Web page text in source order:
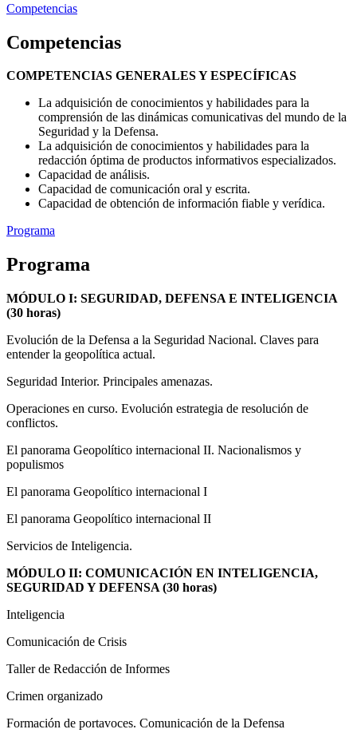
Competencias
Competencias
COMPETENCIAS GENERALES Y ESPECÍFICAS
La adquisición de conocimientos y habilidades para la
comprensión de las dinámicas comunicativas del mundo de la
Seguridad y la Defensa.
La adquisición de conocimientos y habilidades para la
redacción óptima de productos informativos especializados.
Capacidad de análisis.
Capacidad de comunicación oral y escrita.
Capacidad de obtención de información fiable y verídica.
Programa
Programa
MÓDULO I: SEGURIDAD, DEFENSA E INTELIGENCIA
(30 horas)
Evolución de la Defensa a la Seguridad Nacional. Claves para
entender la geopolítica actual.
Seguridad Interior. Principales amenazas.
Operaciones en curso. Evolución estrategia de resolución de
conflictos.
El panorama Geopolítico internacional II. Nacionalismos y
populismos
El panorama Geopolítico internacional I
El panorama Geopolítico internacional II
Servicios de Inteligencia.
MÓDULO II: COMUNICACIÓN EN INTELIGENCIA,
SEGURIDAD Y DEFENSA (30 horas)
Inteligencia
Comunicación de Crisis
Taller de Redacción de Informes
Crimen organizado
Formación de portavoces. Comunicación de la Defensa